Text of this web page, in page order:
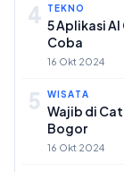
4 TEKNO
5 Aplikasi
Coba
16 Okt 2024
5 WISATA
Wajib di
Bogor
16 Okt 2024